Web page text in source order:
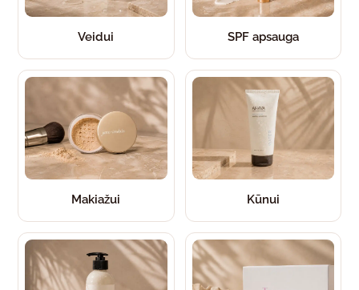
Veidui SPF apsauga
Makiažui Kūnui